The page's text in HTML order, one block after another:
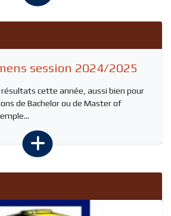
session 2024/2025
cette année, aussi bien pour
de Bachelor ou de Master of